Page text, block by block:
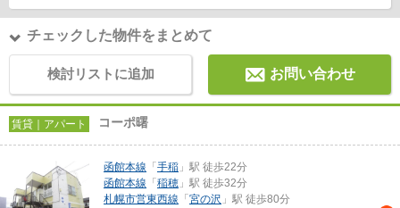
チェックした物件をまとめて
検討リストに追加 お問い合わせ
賃貸｜アパート コーポ曙
函館本線 「 手稲 」駅 徒歩22分
函館本線 「 稲穂 」駅 徒歩32分
札幌市営東西線 「 宮の沢 」駅 徒歩80分